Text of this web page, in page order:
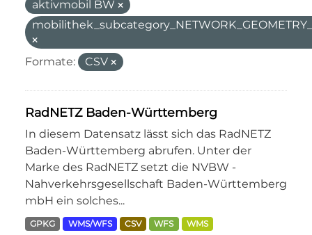
aktivmobil BW
Formate: CSV
RadNETZ Baden-Württemberg
In diesem Datensatz lässt sich das RadNETZ
Baden-Württemberg abrufen. Unter der
Marke des RadNETZ setzt die NVBW -
Nahverkehrsgesellschaft Baden-Württemberg
mbH ein solches...
GPKG WMS/WFS CSV WFS WMS